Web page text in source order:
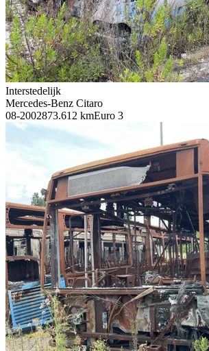
Interstedelijk
Mercedes-Benz Citaro
08-2002873.612 kmEuro 3